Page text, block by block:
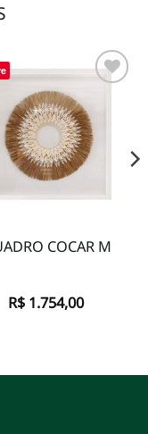
Adicionar
à lista de
desejos
COCAR M
R$ 1.754,00